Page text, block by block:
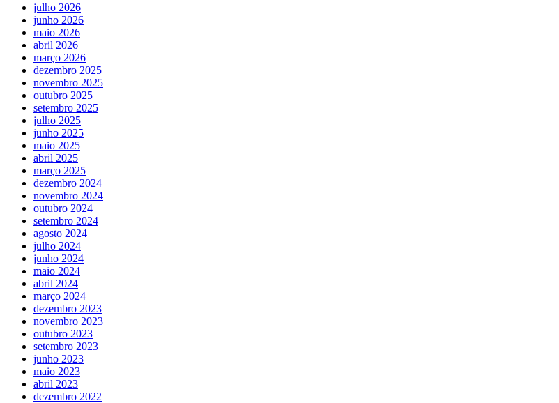
julho 2026
junho 2026
maio 2026
abril 2026
março 2026
dezembro 2025
novembro 2025
outubro 2025
setembro 2025
julho 2025
junho 2025
maio 2025
abril 2025
março 2025
dezembro 2024
novembro 2024
outubro 2024
setembro 2024
agosto 2024
julho 2024
junho 2024
maio 2024
abril 2024
março 2024
dezembro 2023
novembro 2023
outubro 2023
setembro 2023
junho 2023
maio 2023
abril 2023
dezembro 2022